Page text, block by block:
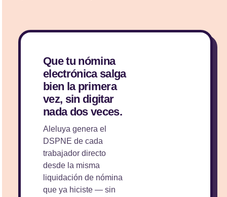
Que tu nómina
electrónica salga
bien la primera
vez, sin digitar
nada dos veces.
Aleluya genera el
DSPNE de cada
trabajador directo
desde la misma
liquidación de nómina
que ya hiciste — sin